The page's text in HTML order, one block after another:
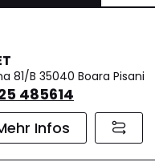
81/B 35040 Boara Pisani
485614
Infos